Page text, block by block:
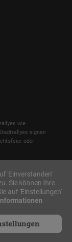
wie
eignen
oder
'Einverstanden'
Sie können Ihre
auf 'Einstellungen'